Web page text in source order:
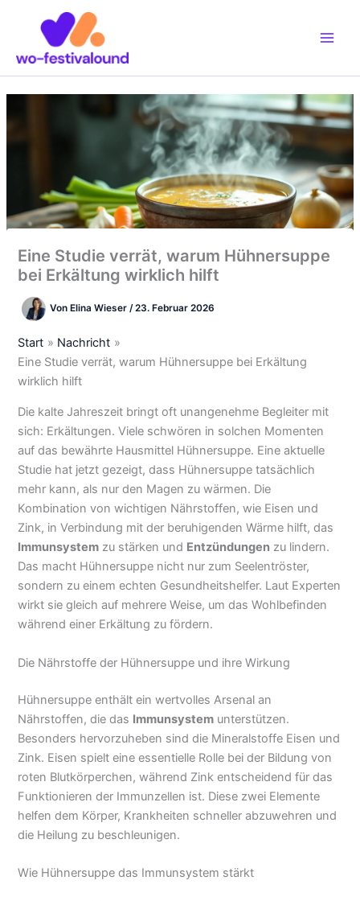
Eine Studie verrät, warum Hühnersuppe
bei Erkältung wirklich hilft
Von Elina Wieser/23. Februar 2026
Start
Nachricht
Eine Studie verrät, warum Hühnersuppe bei Erkältung
wirklich hilft
Die kalte Jahreszeit bringt oft unangenehme Begleiter mit
sich: Erkältungen. Viele schwören in solchen Momenten
auf das bewährte Hausmittel Hühnersuppe. Eine aktuelle
Studie hat jetzt gezeigt, dass Hühnersuppe tatsächlich
mehr kann, als nur den Magen zu wärmen. Die
Kombination von wichtigen Nährstoffen, wie Eisen und
Zink, in Verbindung mit der beruhigenden Wärme hilft, das
Immunsystem zu stärken und Entzündungen zu lindern.
Das macht Hühnersuppe nicht nur zum Seelentröster,
sondern zu einem echten Gesundheitshelfer. Laut Experten
wirkt sie gleich auf mehrere Weise, um das Wohlbefinden
während einer Erkältung zu fördern.
Die Nährstoffe der Hühnersuppe und ihre Wirkung
Hühnersuppe enthält ein wertvolles Arsenal an
Nährstoffen, die das Immunsystem unterstützen.
Besonders hervorzuheben sind die Mineralstoffe Eisen und
Zink. Eisen spielt eine essentielle Rolle bei der Bildung von
roten Blutkörperchen, während Zink entscheidend für das
Funktionieren der Immunzellen ist. Diese zwei Elemente
helfen dem Körper, Krankheiten schneller abzuwehren und
die Heilung zu beschleunigen.
Wie Hühnersuppe das Immunsystem stärkt